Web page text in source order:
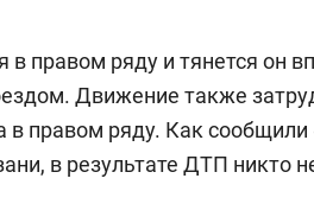
в правом ряду и тянется он
Движение также
в правом ряду. Как сообщили
в результате ДТП никто